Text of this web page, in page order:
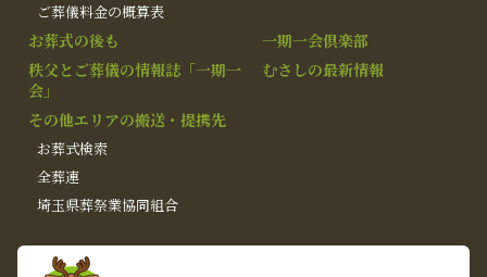
ご葬儀料金の概算表
お葬式の後も
一期一会倶楽部
秩父とご葬儀の情報誌「一期一
会」
むさしの最新情報
その他エリアの搬送・提携先
お葬式検索
全葬連
埼玉県葬祭業協同組合